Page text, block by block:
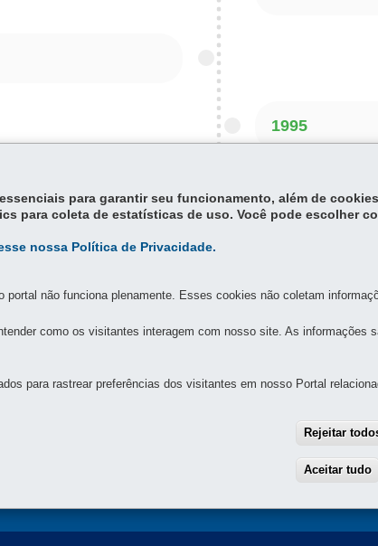
1995
E MEDIDAS DO ESTADO DO PARANÁ
para garantir seu funcionamento, além de
para coleta de estatísticas de uso. Você pode escolher
nossa Política de Privacidade.
portal não funciona plenamente. Esses cookies não coletam
como os visitantes interagem com nosso site. As informações
para rastrear preferências dos visitantes em nosso Portal
Rejeitar
Aceitar tudo